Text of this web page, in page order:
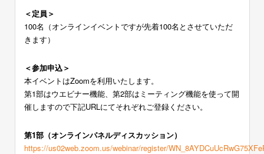
＜定員＞
100名（オンラインイベントですが先着100名とさせていただ
きます）
＜参加申込＞
本イベントはZoomを利用いたします。
第1部はウエビナー機能、第2部はミーティング機能を使って開
催しますので下記URLにてそれぞれご登録ください。
第1部（オンラインパネルディスカッション）
https://us02web.zoom.us/webinar/register/